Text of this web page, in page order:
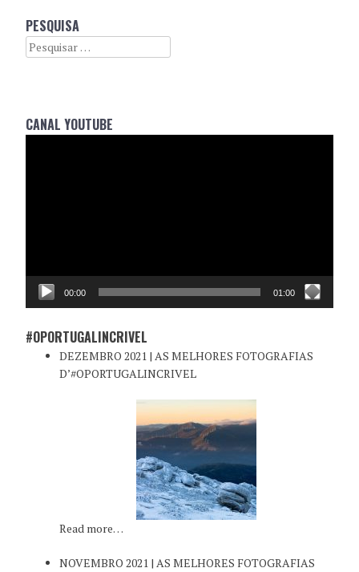
PESQUISA
Search
CANAL YOUTUBE
00:00 01:00
#OPORTUGALINCRIVEL
DEZEMBRO 2021 | AS MELHORES FOTOGRAFIAS
D’#OPORTUGALINCRIVEL
Read more…
NOVEMBRO 2021 | AS MELHORES FOTOGRAFIAS